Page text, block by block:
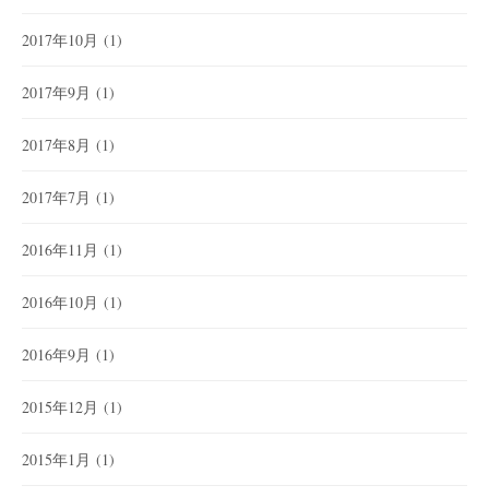
2017年10月 (1)
2017年9月 (1)
2017年8月 (1)
2017年7月 (1)
2016年11月 (1)
2016年10月 (1)
2016年9月 (1)
2015年12月 (1)
2015年1月 (1)